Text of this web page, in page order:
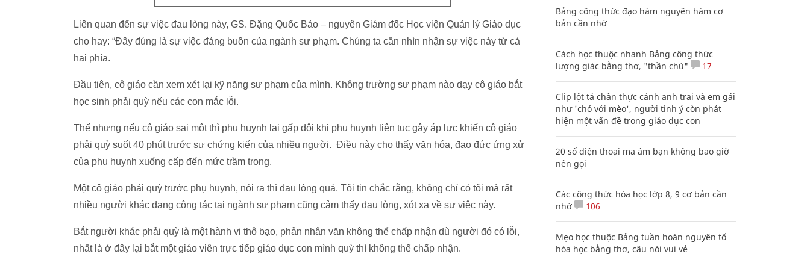
Liên quan đến sự việc đau lòng này, GS. Đặng Quốc Bảo – nguyên Giám đốc Học viện Quản lý Giáo dục
cho hay: “Đây đúng là sự việc đáng buồn của ngành sư phạm. Chúng ta cần nhìn nhận sự việc này từ cả
hai phía.
Đầu tiên, cô giáo cần xem xét lại kỹ năng sư phạm của mình. Không trường sư phạm nào dạy cô giáo bắt
học sinh phải quỳ nếu các con mắc lỗi.
Thế nhưng nếu cô giáo sai một thì phụ huynh lại gấp đôi khi phụ huynh liên tục gây áp lực khiến cô giáo
phải quỳ suốt 40 phút trước sự chứng kiến của nhiều người. Điều này cho thấy văn hóa, đạo đức ứng xử
của phụ huynh xuống cấp đến mức trầm trọng.
Một cô giáo phải quỳ trước phụ huynh, nói ra thì đau lòng quá. Tôi tin chắc rằng, không chỉ có tôi mà rất
nhiều người khác đang công tác tại ngành sư phạm cũng cảm thấy đau lòng, xót xa về sự việc này.
Bắt người khác phải quỳ là một hành vi thô bạo, phản nhân văn không thể chấp nhận dù người đó có lỗi,
nhất là ở đây lại bắt một giáo viên trực tiếp giáo dục con mình quỳ thì không thể chấp nhận.
Bảng công thức đạo hàm nguyên hàm cơ
bản cần nhớ
Cách học thuộc nhanh Bảng công thức
lượng giác bằng thơ, "thần chú"
17
Clip lột tả chân thực cảnh anh trai và em gái
như 'chó với mèo', người tinh ý còn phát
hiện một vấn đề trong giáo dục con
20 số điện thoại ma ám bạn không bao giờ
nên gọi
Các công thức hóa học lớp 8, 9 cơ bản cần
nhớ
106
Mẹo học thuộc Bảng tuần hoàn nguyên tố
hóa học bằng thơ, câu nói vui vẻ